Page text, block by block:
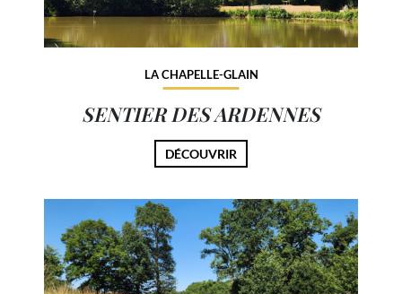
LA CHAPELLE-GLAIN
SENTIER DES ARDENNES
DÉCOUVRIR